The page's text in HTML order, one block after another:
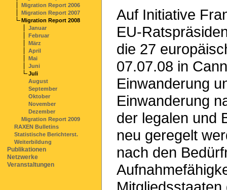
Migration Report 2006
Migration Report 2007
Migration Report 2008
Januar
Februar
März
April
Mai
Juni
Juli
August
September
Oktober
November
Dezember
Migration Report 2009
RAXEN Bulletins
Statistische Berichterst.
Weiterbildung
Publikationen
Netzwerke
Veranstaltungen
Auf Initiative
EU-
die 27
07.07.08 in
Einwanderung
Einwanderung
der legalen und
neu geregelt
nach den